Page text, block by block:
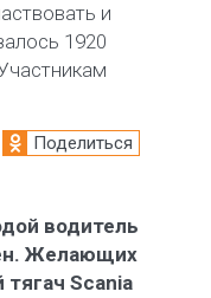
и
1920
Поделиться
водитель
Желающих
Scania